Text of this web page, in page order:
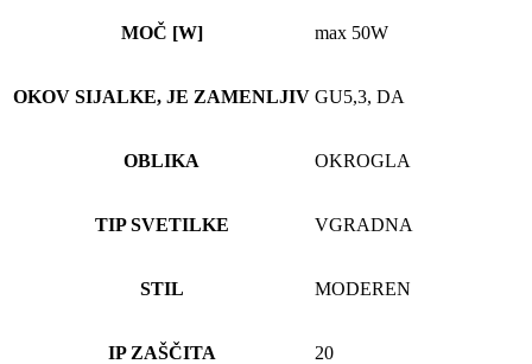
MOČ [W] max 50W
OKOV SIJALKE, JE ZAMENLJIV GU5,3, DA
OBLIKA OKROGLA
TIP SVETILKE VGRADNA
STIL MODEREN
IP ZAŠČITA 20